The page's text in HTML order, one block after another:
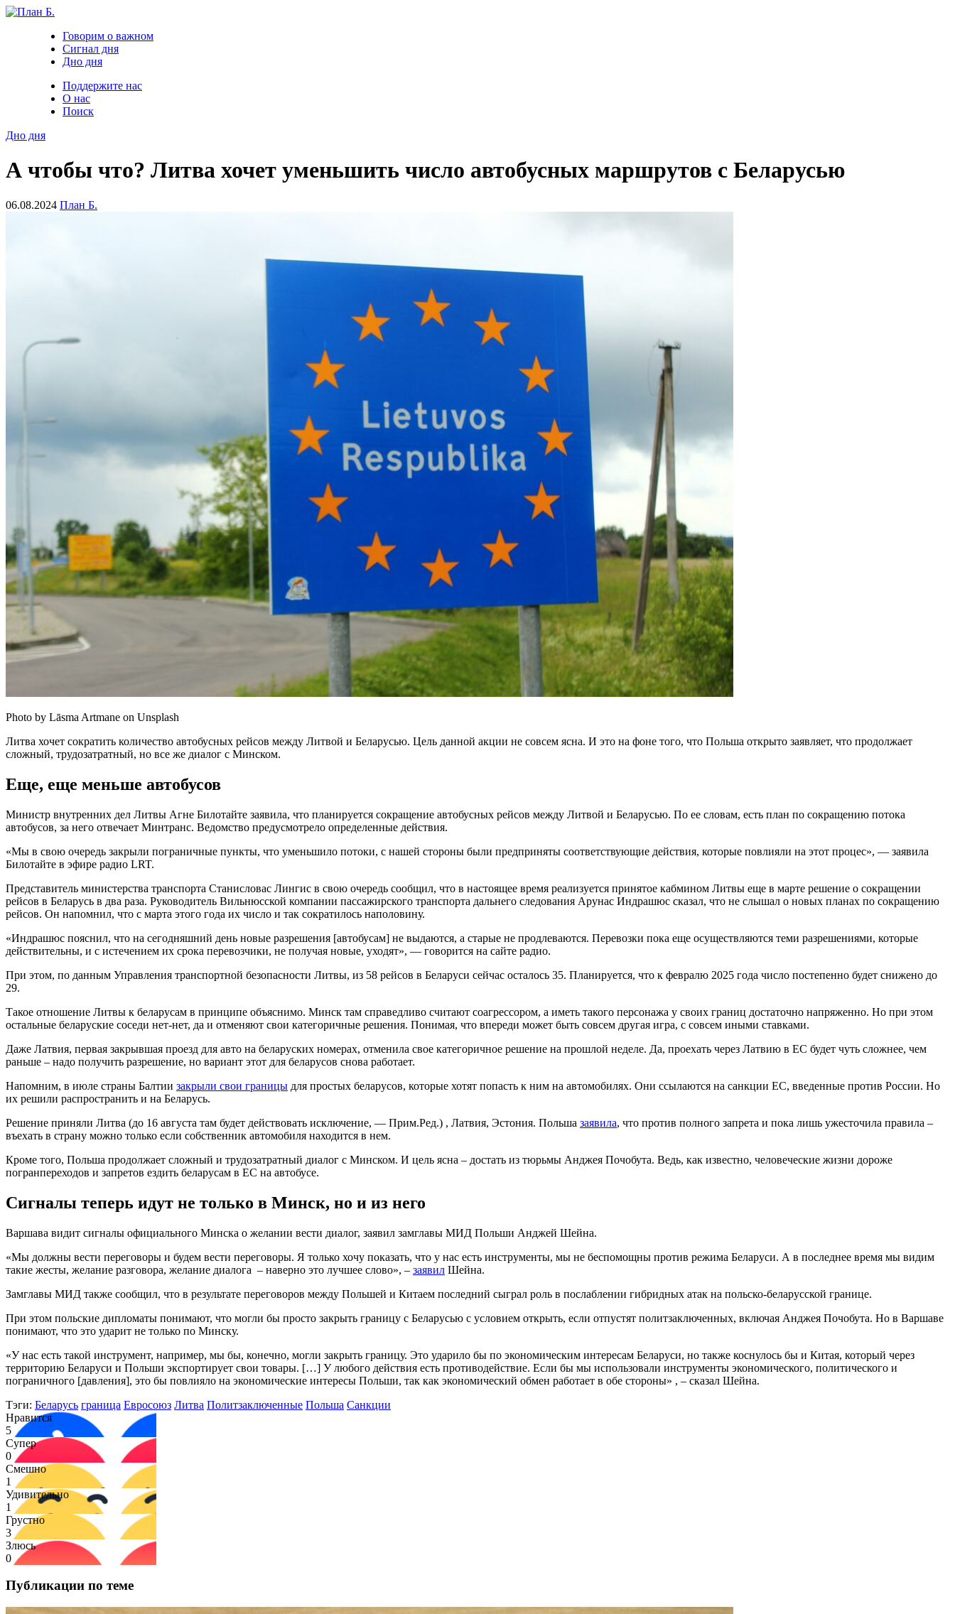
Говорим о важном
Сигнал дня
Дно дня
Поддержите нас
О нас
Поиск
Дно дня
А чтобы что? Литва хочет уменьшить число автобусных маршрутов с Беларусью
06.08.2024 План Б.
Photo by Lāsma Artmane on Unsplash
Литва хочет сократить количество автобусных рейсов между Литвой и Беларусью. Цель данной акции не совсем ясна. И это на фоне того, что Польша открыто заявляет, что продолжает
сложный, трудозатратный, но все же диалог с Минском.
Еще, еще меньше автобусов
Министр внутренних дел Литвы Агне Билотайте заявила, что планируется сокращение автобусных рейсов между Литвой и Беларусью. По ее словам, есть план по сокращению потока
автобусов, за него отвечает Минтранс. Ведомство предусмотрело определенные действия.
«Мы в свою очередь закрыли пограничные пункты, что уменьшило потоки, с нашей стороны были предприняты соответствующие действия, которые повлияли на этот процес», — заявила
Билотайте в эфире радио LRT.
Представитель министерства транспорта Станисловас Лингис в свою очередь сообщил, что в настоящее время реализуется принятое кабмином Литвы еще в марте решение о сокращении
рейсов в Беларусь в два раза. Руководитель Вильнюсской компании пассажирского транспорта дальнего следования Арунас Индрашюс сказал, что не слышал о новых планах по сокращению
рейсов. Он напомнил, что с марта этого года их число и так сократилось наполовину.
«Индрашюс пояснил, что на сегодняшний день новые разрешения [автобусам] не выдаются, а старые не продлеваются. Перевозки пока еще осуществляются теми разрешениями, которые
действительны, и с истечением их срока перевозчики, не получая новые, уходят», — говорится на сайте радио.
При этом, по данным Управления транспортной безопасности Литвы, из 58 рейсов в Беларуси сейчас осталось 35. Планируется, что к февралю 2025 года число постепенно будет снижено до
29.
Такое отношение Литвы к беларусам в принципе объяснимо. Минск там справедливо считают соагрессором, а иметь такого персонажа у своих границ достаточно напряженно. Но при этом
остальные беларуские соседи нет-нет, да и отменяют свои категоричные решения. Понимая, что впереди может быть совсем другая игра, с совсем иными ставками.
Даже Латвия, первая закрывшая проезд для авто на беларуских номерах, отменила свое категоричное решение на прошлой неделе. Да, проехать через Латвию в ЕС будет чуть сложнее, чем
раньше – надо получить разрешение, но вариант этот для беларусов снова работает.
Напомним, в июле страны Балтии закрыли свои границы для простых беларусов, которые хотят попасть к ним на автомобилях. Они ссылаются на санкции ЕС, введенные против России. Но
их решили распространить и на Беларусь.
Решение приняли Литва (до 16 августа там будет действовать исключение, — Прим.Ред.) , Латвия, Эстония. Польша заявила, что против полного запрета и пока лишь ужесточила правила –
въехать в страну можно только если собственник автомобиля находится в нем.
Кроме того, Польша продолжает сложный и трудозатратный диалог с Минском. И цель ясна – достать из тюрьмы Анджея Почобута. Ведь, как известно, человеческие жизни дороже
погранпереходов и запретов ездить беларусам в ЕС на автобусе.
Сигналы теперь идут не только в Минск, но и из него
Варшава видит сигналы официального Минска о желании вести диалог, заявил замглавы МИД Польши Анджей Шейна.
«Мы должны вести переговоры и будем вести переговоры. Я только хочу показать, что у нас есть инструменты, мы не беспомощны против режима Беларуси. А в последнее время мы видим
такие жесты, желание разговора, желание диалога – наверно это лучшее слово», – заявил Шейна.
Замглавы МИД также сообщил, что в результате переговоров между Польшей и Китаем последний сыграл роль в послаблении гибридных атак на польско-беларусской границе.
При этом польские дипломаты понимают, что могли бы просто закрыть границу с Беларусью с условием открыть, если отпустят политзаключенных, включая Анджея Почобута. Но в Варшаве
понимают, что это ударит не только по Минску.
«У нас есть такой инструмент, например, мы бы, конечно, могли закрыть границу. Это ударило бы по экономическим интересам Беларуси, но также коснулось бы и Китая, который через
территорию Беларуси и Польши экспортирует свои товары. […] У любого действия есть противодействие. Если бы мы использовали инструменты экономического, политического и
пограничного [давления], это бы повлияло на экономические интересы Польши, так как экономический обмен работает в обе стороны» , – сказал Шейна.
Тэги: Беларусь граница Евросоюз Литва Политзаключенные Польша Санкции
Нравится
5
Супер
0
Смешно
1
Удивительно
1
Грустно
3
Злюсь
0
Публикации по теме